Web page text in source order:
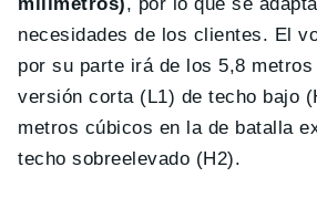
necesidades de los clientes. El
por su parte irá de los 5,8
versión corta (L1) de techo bajo
metros cúbicos en la de batalla
techo sobreelevado (H2).